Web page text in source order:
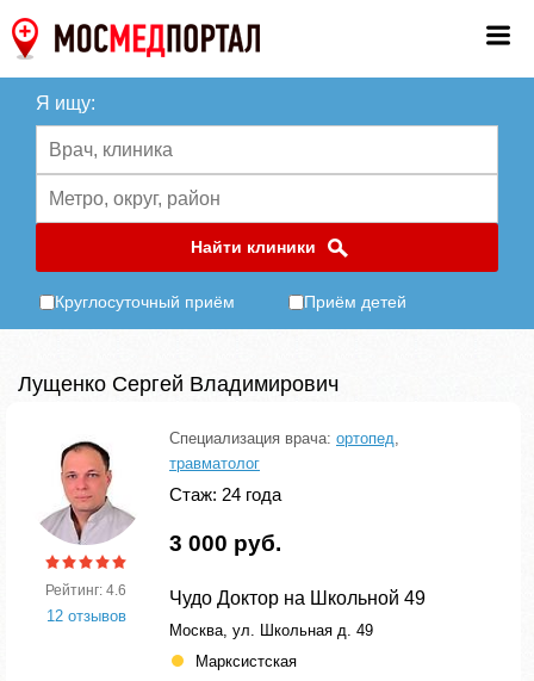
Я ищу:
Найти клиники
Круглосуточный приём Приём детей
Лущенко Сергей Владимирович
Рейтинг: 4.6
12 отзывов
Специализация врача: ортопед,
травматолог
Стаж: 24 года
3 000 руб.
Чудо Доктор на Школьной 49
Москва, ул. Школьная д. 49
Марксистская